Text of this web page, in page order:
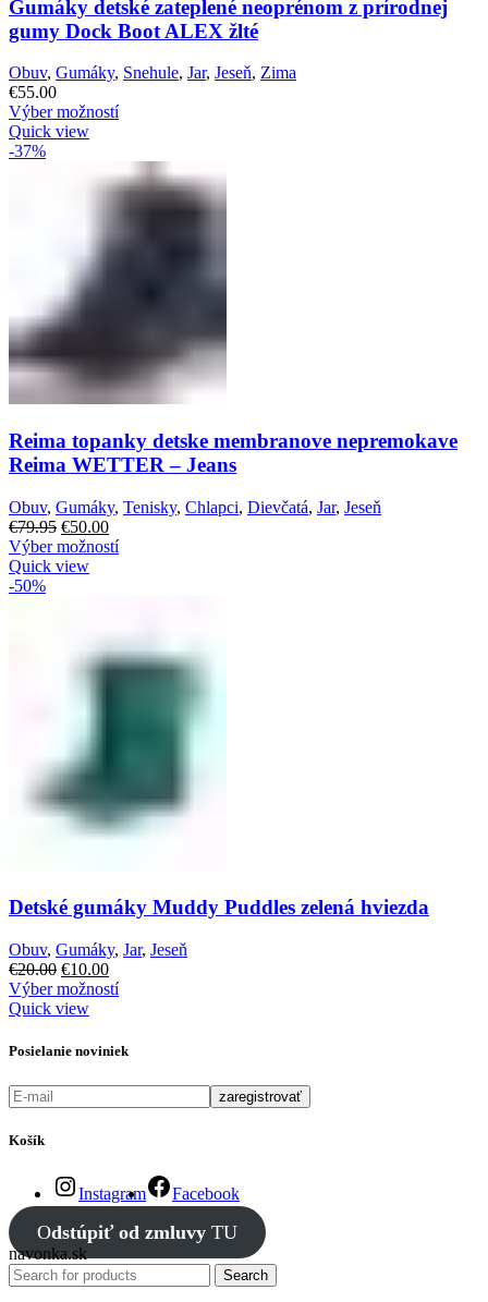
Gumáky detské zateplené neoprénom z prírodnej
gumy Dock Boot ALEX žlté
Obuv, Gumáky, Snehule, Jar, Jeseň, Zima
€55.00
Výber možností
Quick view
-37%
Reima topanky detske membranove nepremokave
Reima WETTER – Jeans
Obuv, Gumáky, Tenisky, Chlapci, Dievčatá, Jar, Jeseň
€79.95 €50.00
Výber možností
Quick view
-50%
Detské gumáky Muddy Puddles zelená hviezda
Obuv, Gumáky, Jar, Jeseň
€20.00 €10.00
Výber možností
Quick view
Posielanie noviniek
Košík
Instagram Facebook
Odstúpiť od zmluvy TU
navonka.sk
Search